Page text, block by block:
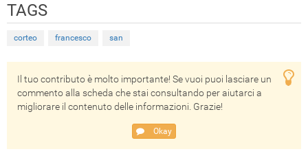
TAGS
corteo francesco san
Il tuo contributo è molto importante! Se vuoi puoi lasciare un
commento alla scheda che stai consultando per aiutarci a
migliorare il contenuto delle informazioni. Grazie!
Okay